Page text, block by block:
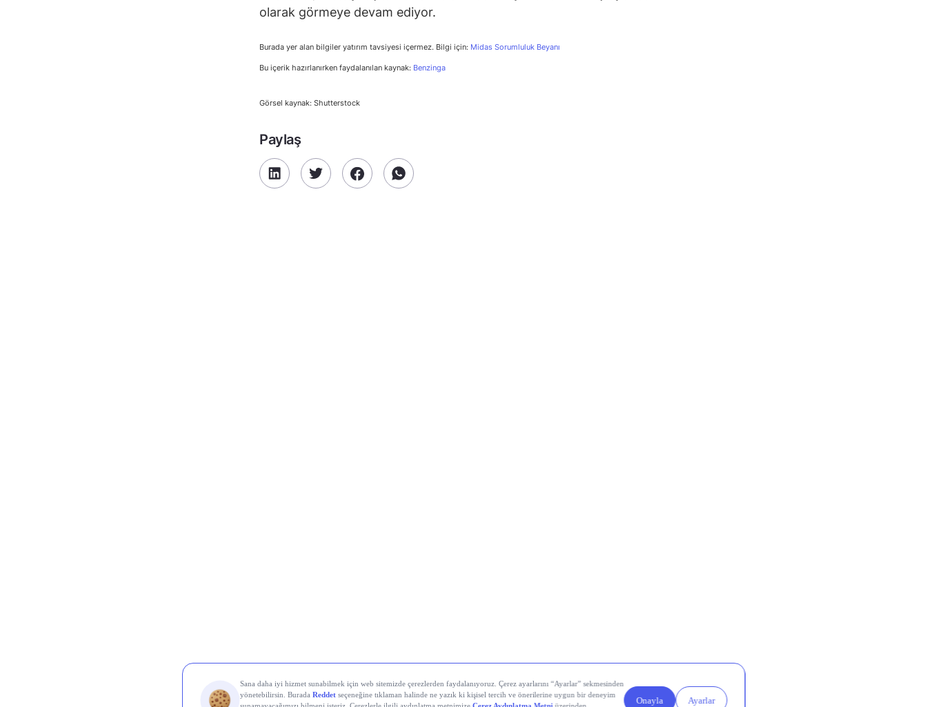
olarak görmeye devam ediyor.
Burada yer alan bilgiler yatırım tavsiyesi içermez. Bilgi için: Midas Sorumluluk Beyanı
Bu içerik hazırlanırken faydalanılan kaynak: Benzinga
Görsel kaynak: Shutterstock
Paylaş